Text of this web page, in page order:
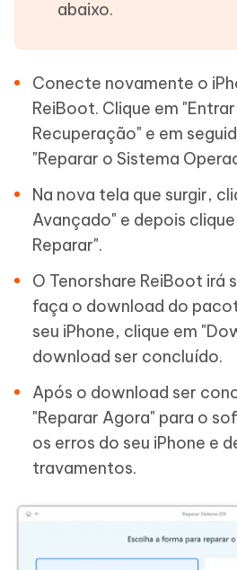
abaixo.
Conecte novamente o
ReiBoot. Clique em
Recuperação" e em
"Reparar o Sistema
Na nova tela que surgir,
Avançado" e depois
Reparar".
O Tenorshare ReiBoot irá
faça o download do
seu iPhone, clique em
download ser concluído.
Após o download ser
"Reparar Agora" para o
os erros do seu iPhone e
travamentos.